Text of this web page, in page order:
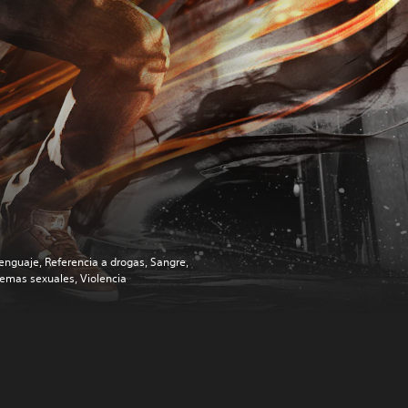
Referencia a drogas, Sangre,
sexuales, Violencia